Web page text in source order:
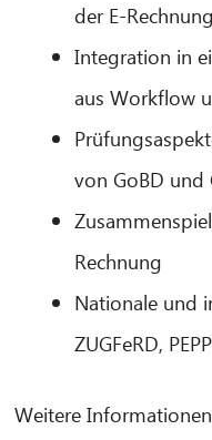
der E-Rechnung
Integration in
aus Workflow
von GoBD und
Rechnung
Nationale und
ZUGFeRD,
Weitere